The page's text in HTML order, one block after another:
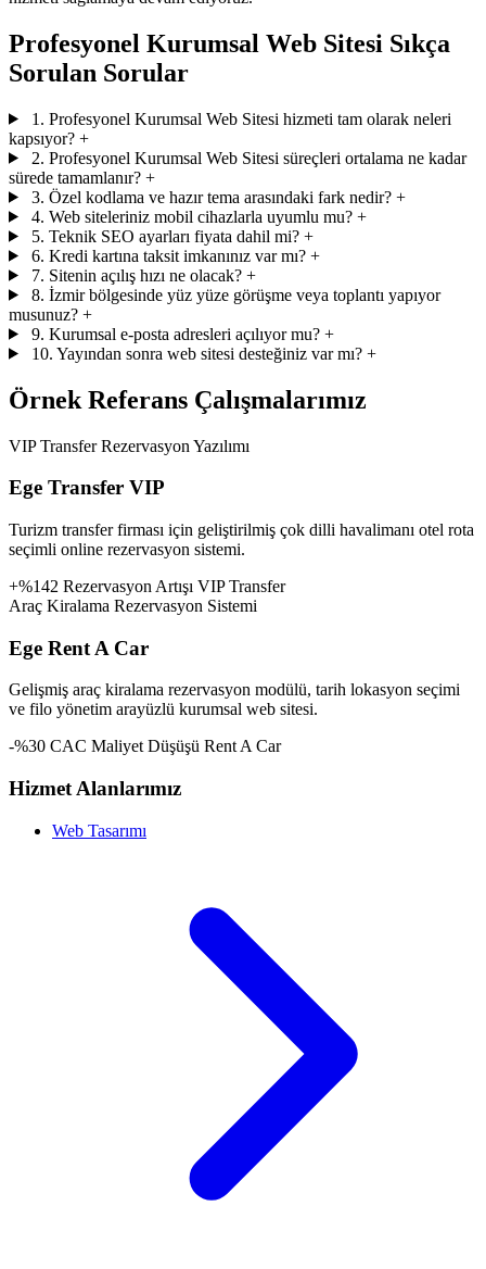
Profesyonel Kurumsal Web Sitesi Sıkça
Sorulan Sorular
1. Profesyonel Kurumsal Web Sitesi hizmeti tam olarak neleri
kapsıyor? +
2. Profesyonel Kurumsal Web Sitesi süreçleri ortalama ne kadar
sürede tamamlanır? +
3. Özel kodlama ve hazır tema arasındaki fark nedir? +
4. Web siteleriniz mobil cihazlarla uyumlu mu? +
5. Teknik SEO ayarları fiyata dahil mi? +
6. Kredi kartına taksit imkanınız var mı? +
7. Sitenin açılış hızı ne olacak? +
8. İzmir bölgesinde yüz yüze görüşme veya toplantı yapıyor
musunuz? +
9. Kurumsal e-posta adresleri açılıyor mu? +
10. Yayından sonra web sitesi desteğiniz var mı? +
Örnek Referans Çalışmalarımız
VIP Transfer Rezervasyon Yazılımı
Ege Transfer VIP
Turizm transfer firması için geliştirilmiş çok dilli havalimanı otel rota
seçimli online rezervasyon sistemi.
+%142 Rezervasyon Artışı VIP Transfer
Araç Kiralama Rezervasyon Sistemi
Ege Rent A Car
Gelişmiş araç kiralama rezervasyon modülü, tarih lokasyon seçimi
ve filo yönetim arayüzlü kurumsal web sitesi.
-%30 CAC Maliyet Düşüşü Rent A Car
Hizmet Alanlarımız
Web Tasarımı